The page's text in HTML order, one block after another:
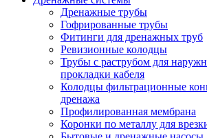
Дренажные трубы
Гофрированные трубы
Фитинги для дренажных труб
Ревизионные колодцы
Трубы с раструбом для
прокладки кабеля
Колодцы фильтрационные
дренажа
Профилированная мембрана
Коронки по металлу для